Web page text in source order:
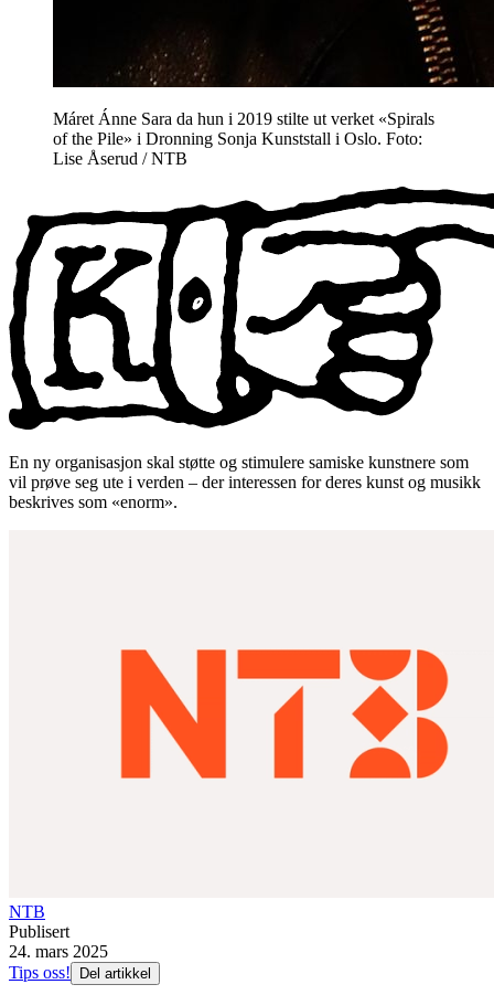
Máret Ánne Sara da hun i 2019 stilte ut verket «Spirals
of the Pile» i Dronning Sonja Kunststall i Oslo. Foto:
Lise Åserud / NTB
En ny organisasjon skal støtte og stimulere samiske kunstnere som
vil prøve seg ute i verden – der interessen for deres kunst og musikk
beskrives som «enorm».
NTB
Publisert
24. mars 2025
Tips oss!
Del artikkel